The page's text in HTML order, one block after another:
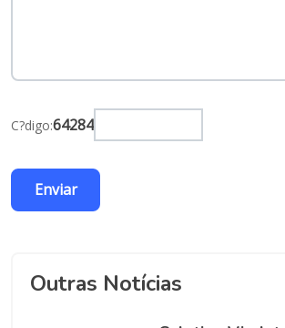
C?digo:64284
Outras Notícias